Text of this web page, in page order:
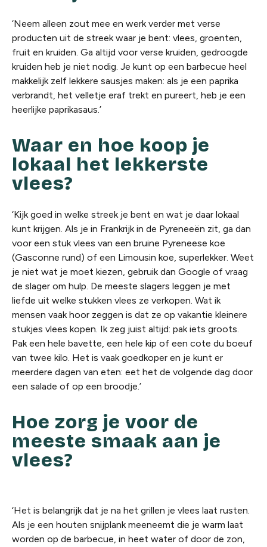
‘Neem alleen zout mee en werk verder met verse
producten uit de streek waar je bent: vlees, groenten,
fruit en kruiden. Ga altijd voor verse kruiden, gedroogde
kruiden heb je niet nodig. Je kunt op een barbecue heel
makkelijk zelf lekkere sausjes maken: als je een paprika
verbrandt, het velletje eraf trekt en pureert, heb je een
heerlijke paprikasaus.’
Waar en hoe koop je
lokaal het lekkerste
vlees?
‘Kijk goed in welke streek je bent en wat je daar lokaal
kunt krijgen. Als je in Frankrijk in de Pyreneeën zit, ga dan
voor een stuk vlees van een bruine Pyreneese koe
(Gasconne rund) of een Limousin koe, superlekker. Weet
je niet wat je moet kiezen, gebruik dan Google of vraag
de slager om hulp. De meeste slagers leggen je met
liefde uit welke stukken vlees ze verkopen. Wat ik
mensen vaak hoor zeggen is dat ze op vakantie kleinere
stukjes vlees kopen. Ik zeg juist altijd: pak iets groots.
Pak een hele bavette, een hele kip of een cote du boeuf
van twee kilo. Het is vaak goedkoper en je kunt er
meerdere dagen van eten: eet het de volgende dag door
een salade of op een broodje.’
Hoe zorg je voor de
meeste smaak aan je
vlees?
‘Het is belangrijk dat je na het grillen je vlees laat rusten.
Als je een houten snijplank meeneemt die je warm laat
worden op de barbecue, in heet water of door de zon,